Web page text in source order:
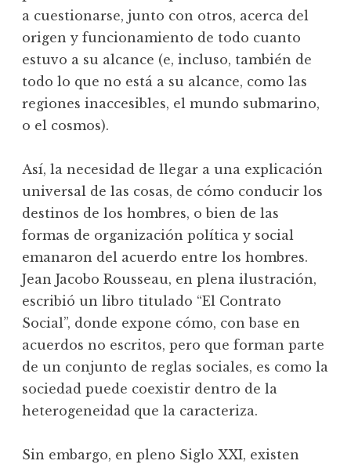
a cuestionarse, junto con otros, acerca del
origen y funcionamiento de todo cuanto
estuvo a su alcance (e, incluso, también de
todo lo que no está a su alcance, como las
regiones inaccesibles, el mundo submarino,
o el cosmos).
Así, la necesidad de llegar a una explicación
universal de las cosas, de cómo conducir los
destinos de los hombres, o bien de las
formas de organización política y social
emanaron del acuerdo entre los hombres.
Jean Jacobo Rousseau, en plena ilustración,
escribió un libro titulado “El Contrato
Social”, donde expone cómo, con base en
acuerdos no escritos, pero que forman parte
de un conjunto de reglas sociales, es como la
sociedad puede coexistir dentro de la
heterogeneidad que la caracteriza.
Sin embargo, en pleno Siglo XXI, existen